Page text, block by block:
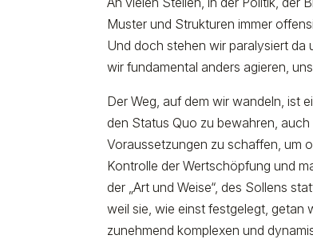
Muster und Strukturen immer
Und doch stehen wir paralysiert da
wir fundamental anders agieren,
Der Weg, auf dem wir wandeln, ist
den Status Quo zu bewahren,
Voraussetzungen zu schaffen, um
Kontrolle der Wertschöpfung und
der „Art und Weise“, des Sollens
weil sie, wie einst festgelegt, getan
zunehmend komplexen und